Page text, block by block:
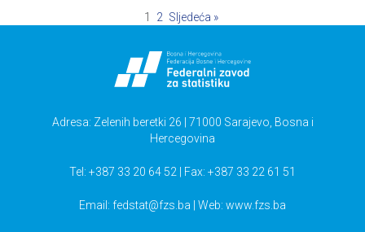
1 2 Sljedeća »
Adresa: Zelenih beretki 26 | 71000 Sarajevo, Bosna i
Hercegovina
Tel: +387 33 20 64 52 | Fax: +387 33 22 61 51
Email: fedstat@fzs.ba | Web: www.fzs.ba